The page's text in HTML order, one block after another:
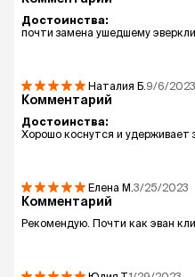
Достоинства:
почти замена ушедшему
Наталия Б. 9/6/2023
Комментарий
Достоинства:
Хорошо коснутся и удерживает
Елена М. 3/25/2023
Комментарий
Рекомендую. Почти как эван